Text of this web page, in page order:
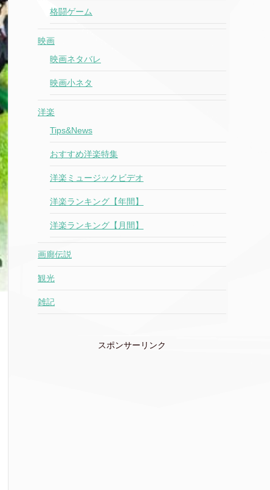
格闘ゲーム
映画
映画ネタバレ
映画小ネタ
洋楽
Tips&News
おすすめ洋楽特集
洋楽ミュージックビデオ
洋楽ランキング【年間】
洋楽ランキング【月間】
画廊伝説
観光
雑記
スポンサーリンク